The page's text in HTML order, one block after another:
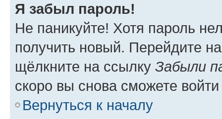
Я забыл пароль!
Не паникуйте! Хотя пароль
получить новый. Перейдите
щёлкните на ссылку Забыли
скоро вы снова сможете
Вернуться к началу